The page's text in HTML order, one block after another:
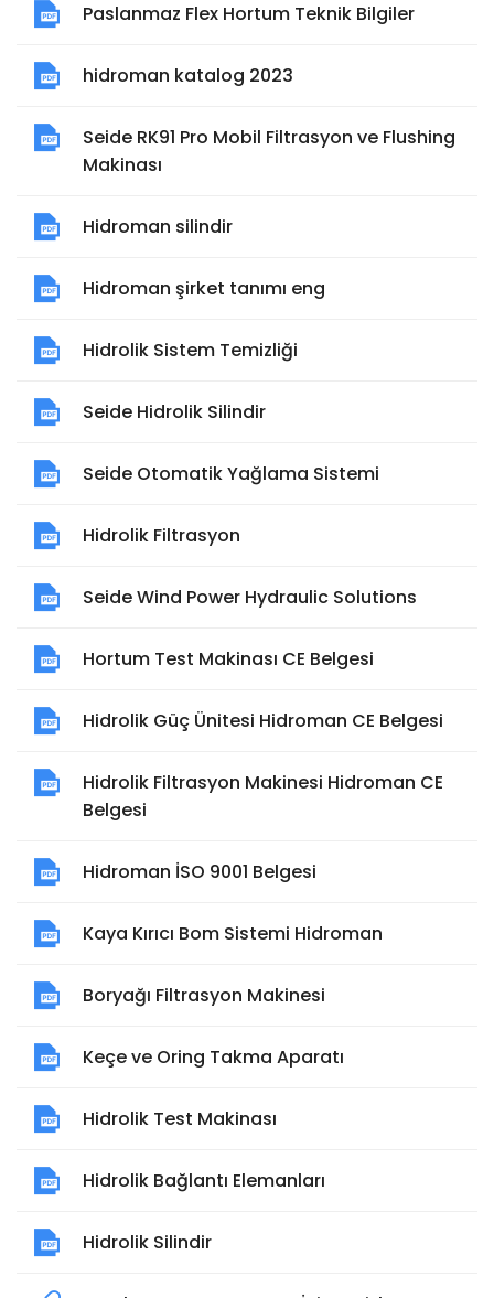
Paslanmaz Flex Hortum Teknik Bilgiler
hidroman katalog 2023
Seide RK91 Pro Mobil Filtrasyon ve Flushing
Makinası
Hidroman silindir
Hidroman şirket tanımı eng
Hidrolik Sistem Temizliği
Seide Hidrolik Silindir
Seide Otomatik Yağlama Sistemi
Hidrolik Filtrasyon
Seide Wind Power Hydraulic Solutions
Hortum Test Makinası CE Belgesi
Hidrolik Güç Ünitesi Hidroman CE Belgesi
Hidrolik Filtrasyon Makinesi Hidroman CE
Belgesi
Hidroman İSO 9001 Belgesi
Kaya Kırıcı Bom Sistemi Hidroman
Boryağı Filtrasyon Makinesi
Keçe ve Oring Takma Aparatı
Hidrolik Test Makinası
Hidrolik Bağlantı Elemanları
Hidrolik Silindir